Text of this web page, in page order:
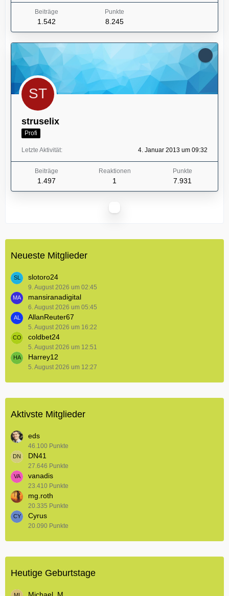
Beiträge
1.542
Punkte
8.245
struselix
Profi
Letzte Aktivität 4. Januar 2013 um 09:32
Beiträge
1.497
Reaktionen
1
Punkte
7.931
Neueste Mitglieder
slotoro24
9. August 2026 um 02:45
mansiranadigital
6. August 2026 um 05:45
AllanReuter67
5. August 2026 um 16:22
coldbet24
5. August 2026 um 12:51
Harrey12
5. August 2026 um 12:27
Aktivste Mitglieder
eds
46.100 Punkte
DN41
27.646 Punkte
vanadis
23.410 Punkte
mg.roth
20.335 Punkte
Cyrus
20.090 Punkte
Heutige Geburtstage